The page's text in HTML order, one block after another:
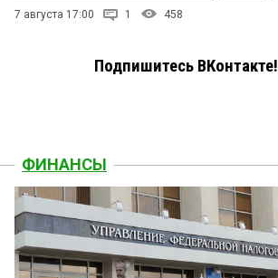
7 августа 17:00 1 458
Подпишитесь ВКонтакте!
ФИНАНСЫ